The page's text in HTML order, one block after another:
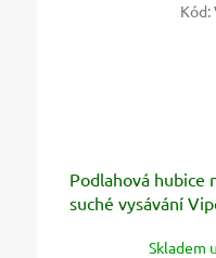
Podlahová hubice
suché vysávání
Skladem
Kód: